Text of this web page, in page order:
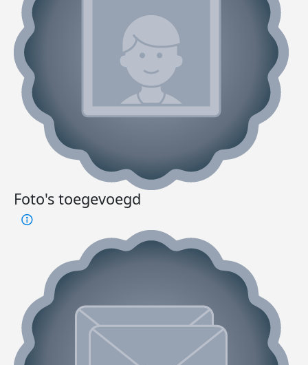
Foto's toegevoegd